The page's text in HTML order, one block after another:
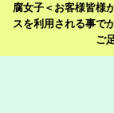
腐女子＜お客様皆様
スを利用される事で
ご